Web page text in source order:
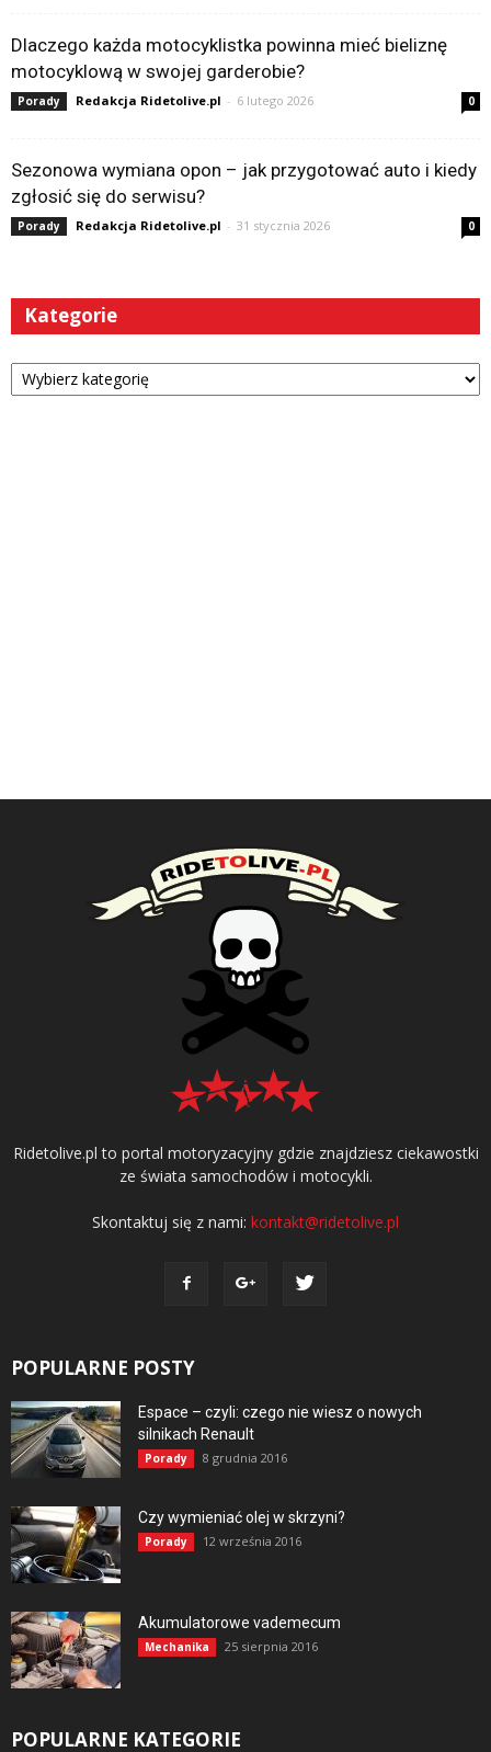
Dlaczego każda motocyklistka powinna mieć bieliznę
motocyklową w swojej garderobie?
Porady Redakcja Ridetolive.pl - 6 lutego 2026 0
Sezonowa wymiana opon – jak przygotować auto i kiedy
zgłosić się do serwisu?
Porady Redakcja Ridetolive.pl - 31 stycznia 2026 0
Kategorie
Kategorie
Ridetolive.pl to portal motoryzacyjny gdzie znajdziesz ciekawostki
ze świata samochodów i motocykli.
Skontaktuj się z nami: kontakt@ridetolive.pl
POPULARNE POSTY
Espace – czyli: czego nie wiesz o nowych
silnikach Renault
Porady 8 grudnia 2016
Czy wymieniać olej w skrzyni?
Porady 12 września 2016
Akumulatorowe vademecum
Mechanika 25 sierpnia 2016
POPULARNE KATEGORIE